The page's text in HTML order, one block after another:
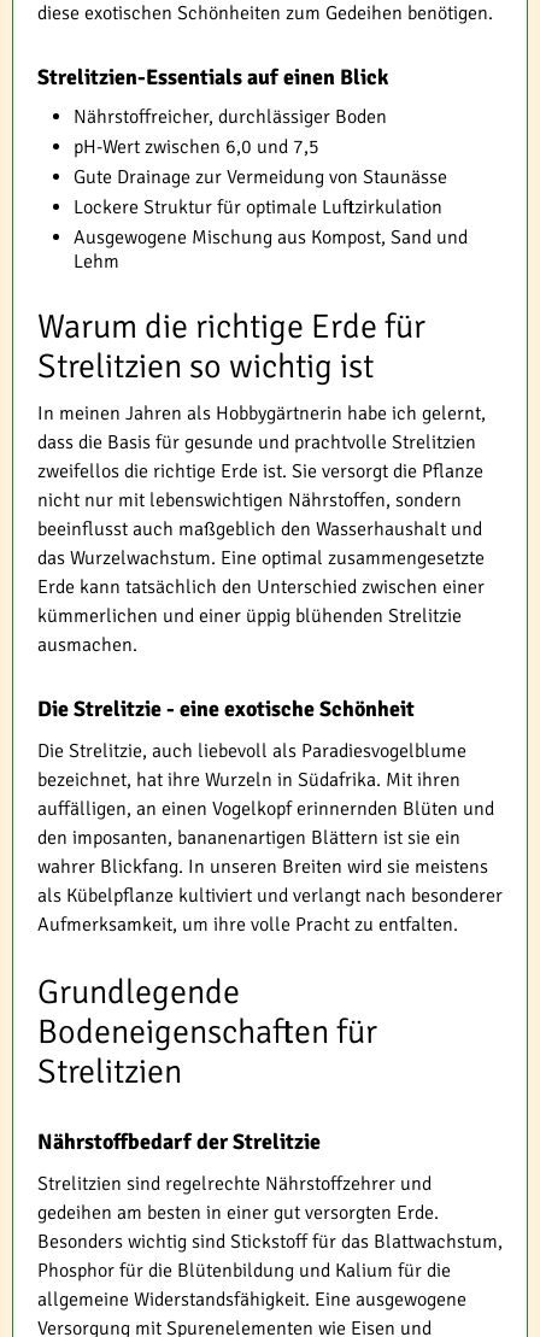
diese exotischen Schönheiten zum Gedeihen benötigen.
Strelitzien-Essentials auf einen Blick
Nährstoffreicher, durchlässiger Boden
pH-Wert zwischen 6,0 und 7,5
Gute Drainage zur Vermeidung von Staunässe
Lockere Struktur für optimale Luftzirkulation
Ausgewogene Mischung aus Kompost, Sand und
Lehm
Warum die richtige Erde für
Strelitzien so wichtig ist
In meinen Jahren als Hobbygärtnerin habe ich gelernt,
dass die Basis für gesunde und prachtvolle Strelitzien
zweifellos die richtige Erde ist. Sie versorgt die Pflanze
nicht nur mit lebenswichtigen Nährstoffen, sondern
beeinflusst auch maßgeblich den Wasserhaushalt und
das Wurzelwachstum. Eine optimal zusammengesetzte
Erde kann tatsächlich den Unterschied zwischen einer
kümmerlichen und einer üppig blühenden Strelitzie
ausmachen.
Die Strelitzie - eine exotische Schönheit
Die Strelitzie, auch liebevoll als Paradiesvogelblume
bezeichnet, hat ihre Wurzeln in Südafrika. Mit ihren
auffälligen, an einen Vogelkopf erinnernden Blüten und
den imposanten, bananenartigen Blättern ist sie ein
wahrer Blickfang. In unseren Breiten wird sie meistens
als Kübelpflanze kultiviert und verlangt nach besonderer
Aufmerksamkeit, um ihre volle Pracht zu entfalten.
Grundlegende
Bodeneigenschaften für
Strelitzien
Nährstoffbedarf der Strelitzie
Strelitzien sind regelrechte Nährstoffzehrer und
gedeihen am besten in einer gut versorgten Erde.
Besonders wichtig sind Stickstoff für das Blattwachstum,
Phosphor für die Blütenbildung und Kalium für die
allgemeine Widerstandsfähigkeit. Eine ausgewogene
Versorgung mit Spurenelementen wie Eisen und